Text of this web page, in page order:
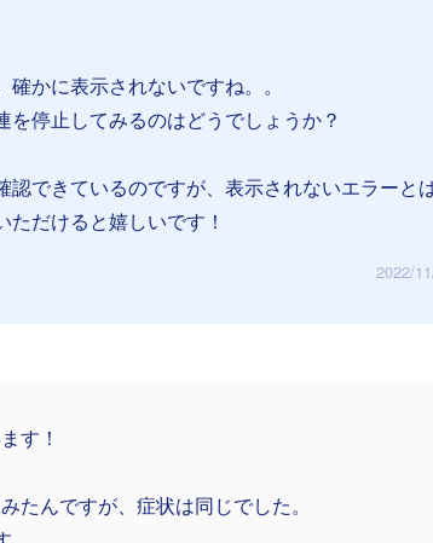
かに表示されないですね。。
停止してみるのはどうでしょうか？
認できているのですが、表示されないエラーと
だけると嬉しいです！
2022/
す！
たんですが、症状は同じでした。